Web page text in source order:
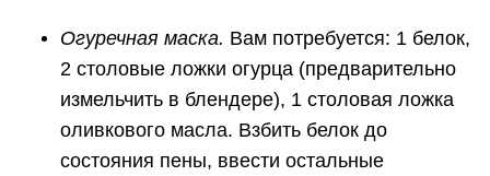
Огуречная маска. Вам потребуется: 1 белок,
2 столовые ложки огурца (предварительно
измельчить в блендере), 1 столовая ложка
оливкового масла. Взбить белок до
состояния пены, ввести остальные